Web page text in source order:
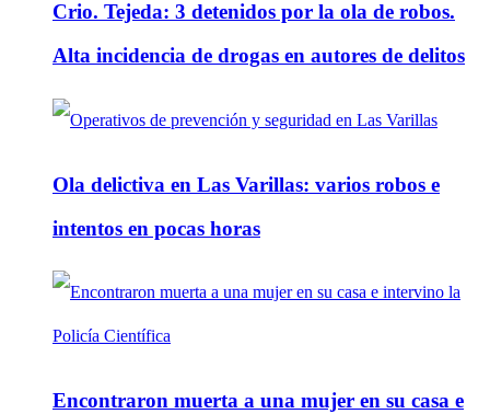
Crio. Tejeda: 3 detenidos por la ola de robos.
Alta incidencia de drogas en autores de delitos
Ola delictiva en Las Varillas: varios robos e
intentos en pocas horas
Encontraron muerta a una mujer en su casa e